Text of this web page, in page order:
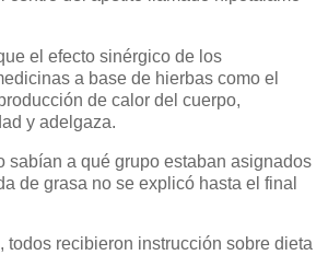
el efecto sinérgico de los
a base de hierbas como el
de calor del cuerpo,
y adelgaza.
sabían a qué grupo estaban asignados
de grasa no se explicó hasta el final
todos recibieron instrucción sobre dieta